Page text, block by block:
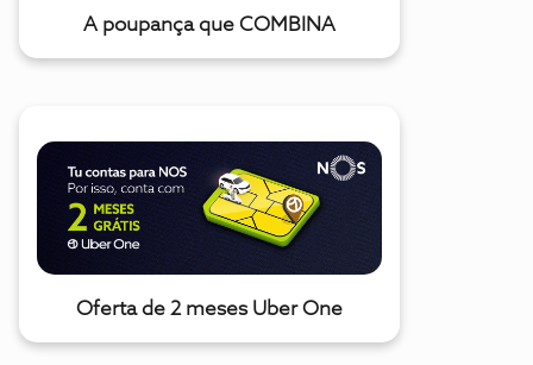
A poupança que COMBINA
Oferta de 2 meses Uber One